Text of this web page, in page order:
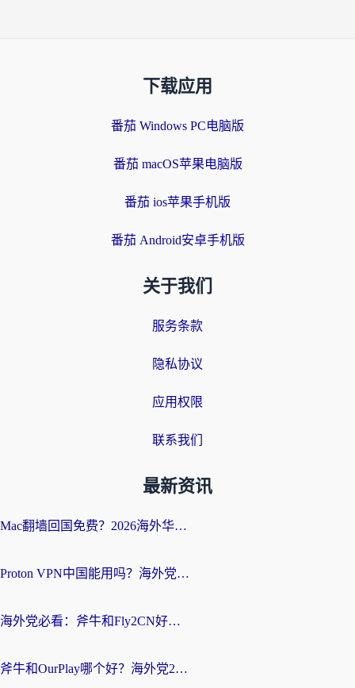
下载应用
番茄 Windows PC电脑版
番茄 macOS苹果电脑版
番茄 ios苹果手机版
番茄 Android安卓手机版
关于我们
服务条款
隐私协议
应用权限
联系我们
最新资讯
Mac翻墙回国免费？2026海外华人亲测：从CCTV5直播到国内APP，这样选加速器才靠谱
Proton VPN中国能用吗？海外党选回国加速器的避坑指南（附番茄加速器实测）
海外党必看：斧牛和Fly2CN好用吗？3招教你选对回国加速器（附免费试用攻略）
斧牛和OurPlay哪个好？海外党2026亲测：选对加速器，国内资源秒加载